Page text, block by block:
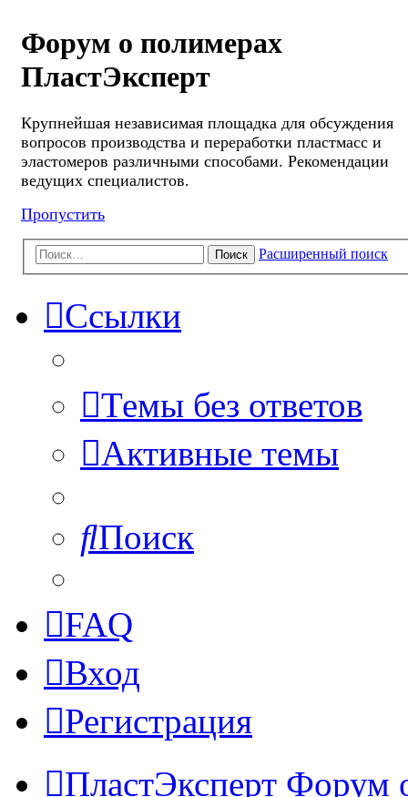
Форум о полимерах
ПластЭксперт
Крупнейшая независимая площадка для обсуждения
вопросов производства и переработки пластмасс и
эластомеров различными способами. Рекомендации
ведущих специалистов.
Пропустить
Поиск Расширенный поиск
Ссылки
Темы без ответов
Активные темы
Поиск
FAQ
Вход
Регистрация
ПластЭксперт Форум